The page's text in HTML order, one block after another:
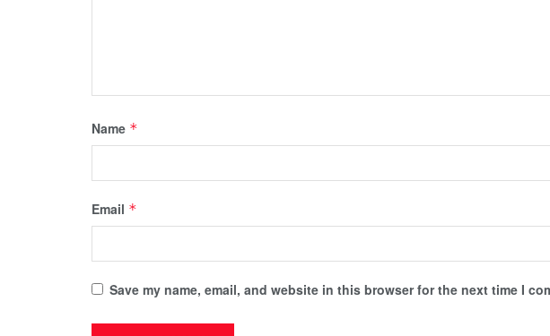
Name *
Email *
Save my name, email, and website in this browser for the next time I